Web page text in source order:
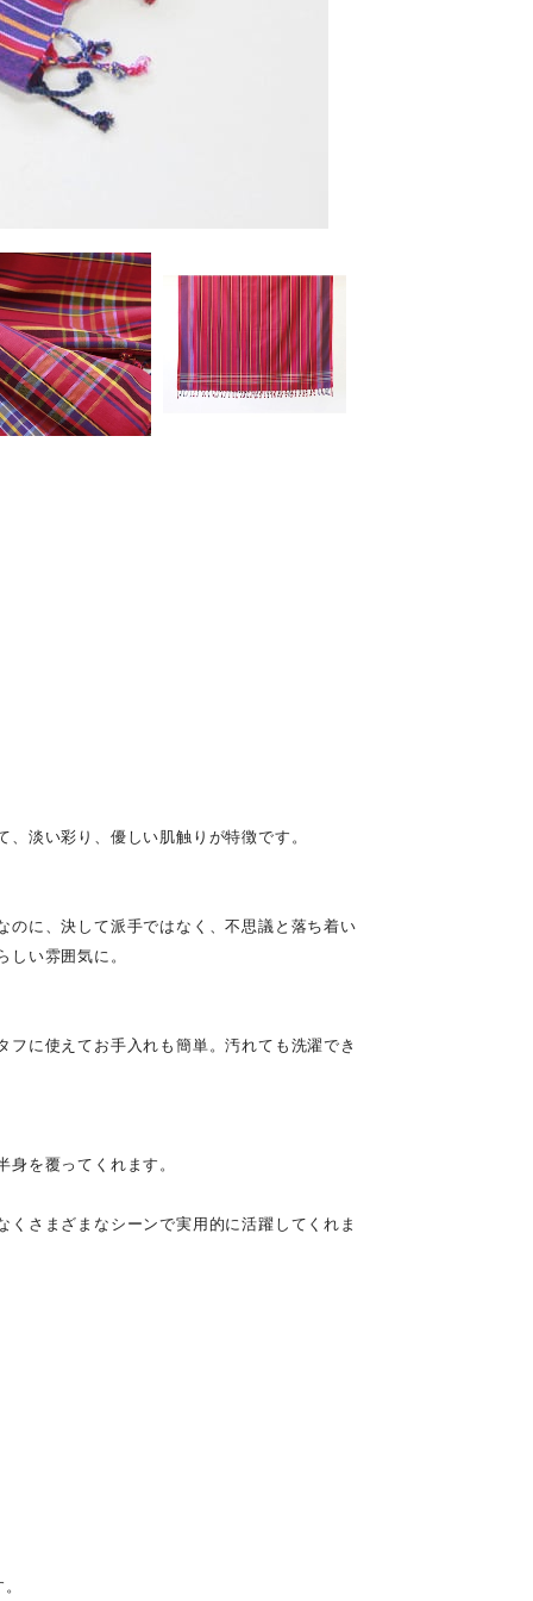
淡い彩り、優しい肌触りが特徴です。
のに、決して派手ではなく、不思議と落ち着い
い雰囲気に。
に使えてお手入れも簡単。汚れても洗濯でき
を覆ってくれます。
さまざまなシーンで実用的に活躍してくれま